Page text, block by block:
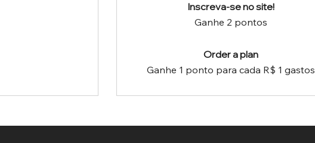
Inscreva-se no site!
Ganhe 2 pontos
Order a plan
Ganhe 1 ponto para cada R$ 1 gastos